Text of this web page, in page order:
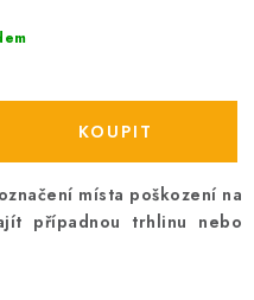
místa poškození na
případnou trhlinu nebo